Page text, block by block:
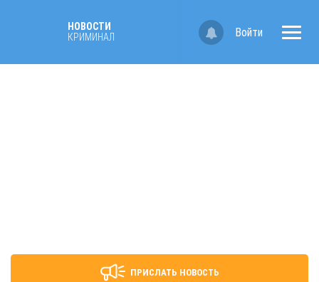
НОВОСТИ
КРИМИНАЛ
Войти
ПРИСЛАТЬ НОВОСТЬ